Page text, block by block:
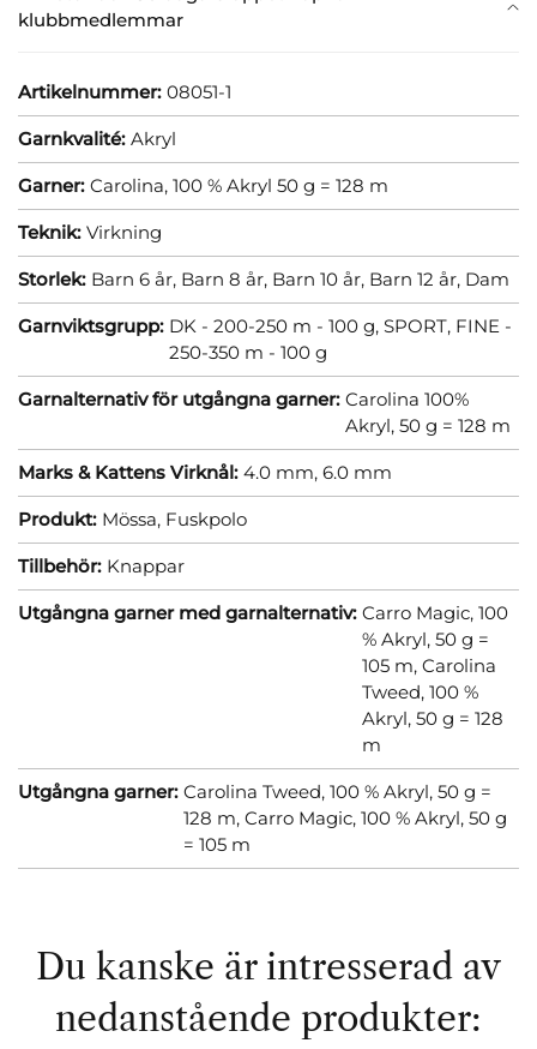
klubbmedlemmar
Artikelnummer: 08051-1
Garnkvalité: Akryl
Garner: Carolina, 100 % Akryl 50 g = 128 m
Teknik: Virkning
Storlek: Barn 6 år, Barn 8 år, Barn 10 år, Barn 12 år, Dam
Garnviktsgrupp: DK - 200-250 m - 100 g, SPORT, FINE -
250-350 m - 100 g
Garnalternativ för utgångna garner: Carolina 100%
Akryl, 50 g = 128 m
Marks & Kattens Virknål: 4.0 mm, 6.0 mm
Produkt: Mössa, Fuskpolo
Tillbehör: Knappar
Utgångna garner med garnalternativ: Carro Magic, 100
% Akryl, 50 g =
105 m, Carolina
Tweed, 100 %
Akryl, 50 g = 128
m
Utgångna garner: Carolina Tweed, 100 % Akryl, 50 g =
128 m, Carro Magic, 100 % Akryl, 50 g
= 105 m
Du kanske är intresserad av
nedanstående produkter: